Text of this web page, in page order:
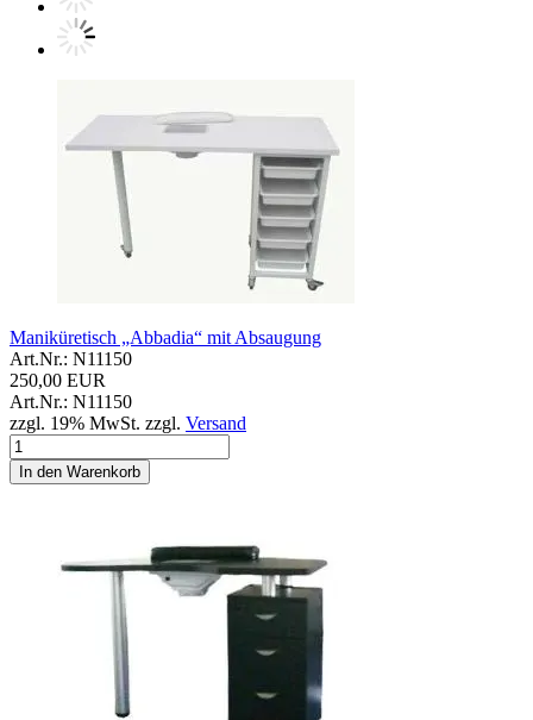
Maniküretisch „Abbadia“ mit Absaugung
Art.Nr.: N11150
250,00 EUR
Art.Nr.: N11150
zzgl. 19% MwSt. zzgl. Versand
In den Warenkorb